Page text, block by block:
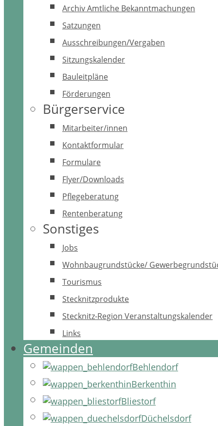
Archiv Amtliche Bekanntmachungen
Satzungen
Ausschreibungen/Vergaben
Sitzungskalender
Bauleitpläne
Förderungen
Bürgerservice
Mitarbeiter/innen
Kontaktformular
Formulare
Flyer/Downloads
Pflegeberatung
Rentenberatung
Sonstiges
Jobs
Wohnbaugrundstücke/
Tourismus
Stecknitzprodukte
Stecknitz-Region Veranstaltungskalender
Links
Gemeinden
Behlendorf
Berkenthin
Bliestorf
Düchelsdorf